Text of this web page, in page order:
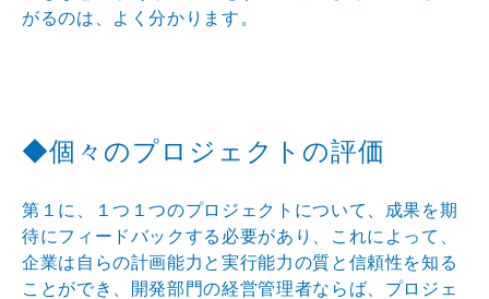
がるのは、よく分か ります。
◆個々のプロジェクトの評価
第１に、１つ１つのプロジェクトについて、成果を期
待にフィードバックする必要があり、これによって、
企業は自 らの計画能力と実行能力の質と信頼性を知る
ことができ、
開発部門の経営管理者ならば、プロジェ